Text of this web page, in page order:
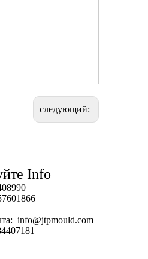
следующий:
Info
info@jtpmould.com